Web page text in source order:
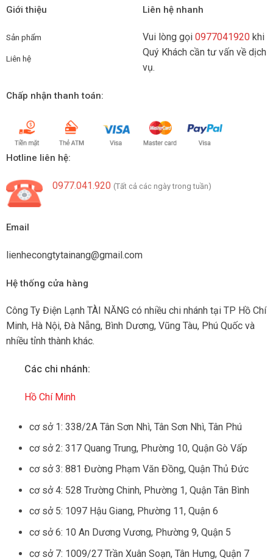
Giới thiệu
Sản phẩm
Liên hệ
Liên hệ nhanh
Vui lòng gọi 0977041920khi
Quý Khách cần tư vấn về dịch
vụ.
Chấp nhận thanh toán:
Hotline liên hệ:
0977.041.920 (Tất cả các ngày trong tuần)
Email
lienhecongtytainang@gmail.com
Hệ thống cửa hàng
Công Ty Điện Lạnh TÀI NĂNG có nhiều chi nhánh tại TP Hồ Chí
Minh, Hà Nội, Đà Nẵng, Bình Dương, Vũng Tàu, Phú Quốc và
nhiều tỉnh thành khác.
Các chi nhánh:
Hồ Chí Minh
cơ sở 1: 338/2A Tân Sơn Nhì, Tân Sơn Nhì, Tân Phú
cơ sở 2: 317 Quang Trung, Phường 10, Quận Gò Vấp
cơ sở 3: 881 Đường Phạm Văn Đồng, Quận Thủ Đức
cơ sở 4: 528 Trường Chinh, Phường 1, Quận Tân Bình
cơ sở 5: 1097 Hậu Giang, Phường 11, Quận 6
cơ sở 6: 10 An Dương Vương, Phường 9, Quận 5
cơ sở 7: 1009/27 Trần Xuân Soạn, Tân Hưng, Quận 7